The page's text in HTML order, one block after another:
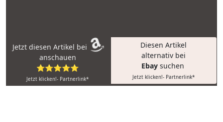
Jetzt diesen Artikel bei
anschauen
⭐⭐⭐⭐⭐
Jetzt klicken!- Partnerlink*
Diesen Artikel
alternativ bei
Ebay suchen
Jetzt klicken!- Partnerlink*